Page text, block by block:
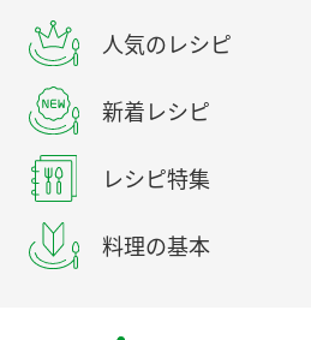
人気のレシピ
新着レシピ
レシピ特集
料理の基本